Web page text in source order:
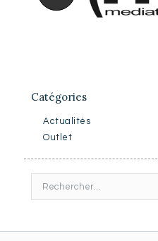
Catégories
Actualités
Outlet